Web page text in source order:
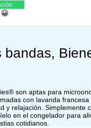
bandas,
son aptas para
con lavanda
y relajación. Simplemente
en el congelador para
cotidianos.